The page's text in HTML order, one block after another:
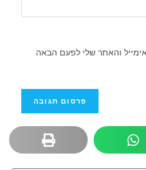
והאתר שלי לפעם הבאה